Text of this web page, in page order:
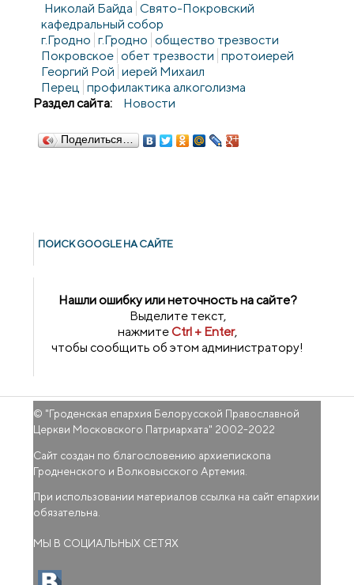
Николай Байда Свято-Покровский
кафедральный собор
г.Гродно г.Гродно общество трезвости
Покровское обет трезвости протоиерей
Георгий Рой иерей Михаил
Перец профилактика алкоголизма
Раздел сайта:
Новости
Поделиться…
ПОИСК GOОGLE НА САЙТЕ
Нашли ошибку или неточность на сайте?
Выделите текст,
нажмитеCtrl + Enter,
чтобы сообщить об этом администратору!
© "Гроденская епархия Белорусской Православной
Церкви Московского Патриархата" 2002-2022
Сайт создан по благословению архиепископа
Гродненского и Волковысского Артемия.
При использовании материалов ссылка на сайт епархии
обязательна.
МЫ В СОЦИАЛЬНЫХ СЕТЯХ